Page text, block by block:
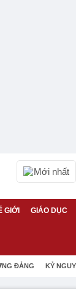
Mới nhất
GIỚI GIÁO DỤC
ĐẢNG KỶ